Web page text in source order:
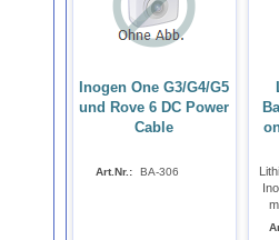
Inogen One G3/G4/G5
und Rove 6 DC Power
Cable
Art.Nr.: BA-306